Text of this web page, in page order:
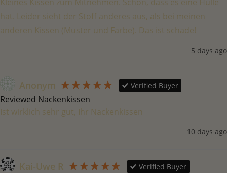
hat. Leider sieht der Stoff anderes aus, als bei meinen
anderen Kissen (Muster und Farbe). Das ist schade!
5 days ago
Anonym Verified Buyer
Reviewed Nackenkissen
Ist wirklich sehr gut, Ihr Nackenkissen
10 days ago
Kai-Uwe R Verified Buyer